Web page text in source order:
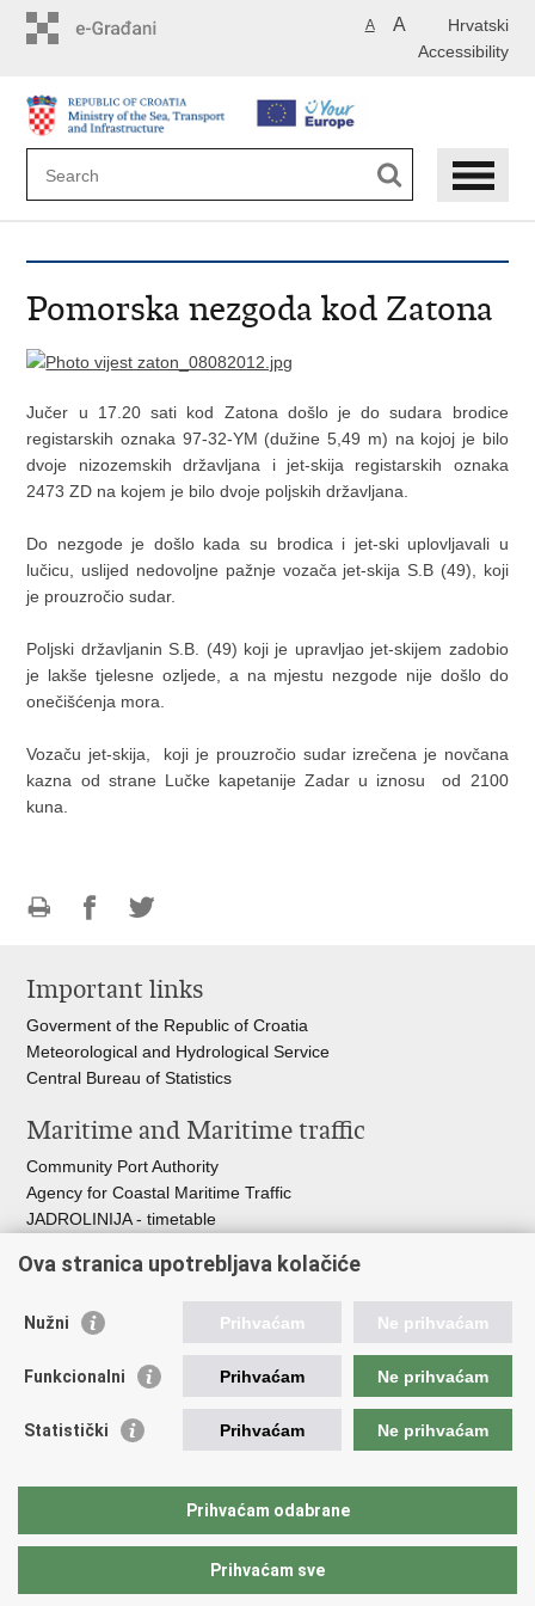
Hrvatski
A A
Accessibility
Pomorska nezgoda kod Zatona
Jučer u 17.20 sati kod Zatona došlo je do sudara brodice
registarskih oznaka 97-32-YM (dužine 5,49 m) na kojoj je bilo
dvoje nizozemskih državljana i jet-skija registarskih oznaka
2473 ZD na kojem je bilo dvoje poljskih državljana.
Do nezgode je došlo kada su brodica i jet-ski uplovljavali u
lučicu, uslijed nedovoljne pažnje vozača jet-skija S.B (49), koji
je prouzročio sudar.
Poljski državljanin S.B. (49) koji je upravljao jet-skijem zadobio
je lakše tjelesne ozljede, a na mjestu nezgode nije došlo do
onečišćenja mora.
Vozaču jet-skija, koji je prouzročio sudar izrečena je novčana
kazna od strane Lučke kapetanije Zadar u iznosu od 2100
kuna.
page
FacebookTwitteru
Important links
Goverment of the Republic of Croatia
Meteorological and Hydrological Service
Central Bureau of Statistics
Maritime and Maritime traffic
Community Port Authority
Agency for Coastal Maritime Traffic
JADROLINIJA - timetable
Croatian Motorways
Bus station Zagreb
Craotian Railways Passenger Transport
Zagreb International Airport - Franjo Tuđman
Ova stranica upotrebljava kolačiće
Nužni Prihvaćam Ne prihvaćam
Funkcionalni Prihvaćam Ne prihvaćam
Statistički Prihvaćam Ne prihvaćam
Prihvaćam odabrane
Prihvaćam sve